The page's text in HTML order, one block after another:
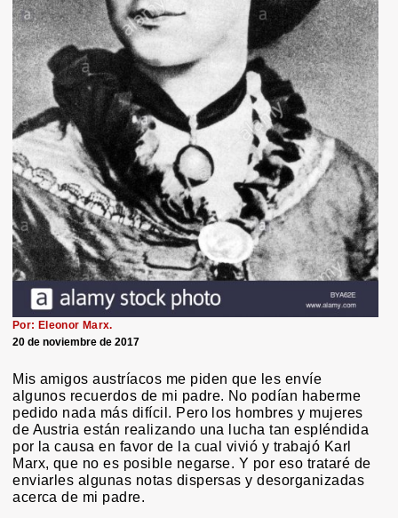
Por: Eleonor Marx.
20 de noviembre de 2017
Mis amigos austríacos me piden que les envíe
algunos recuerdos de mi padre. No podían haberme
pedido nada más difícil. Pero los hombres y mujeres
de Austria están realizando una lucha tan espléndida
por la causa en favor de la cual vivió y trabajó Karl
Marx, que no es posible negarse. Y por eso trataré de
enviarles algunas notas dispersas y desorganizadas
acerca de mi padre.